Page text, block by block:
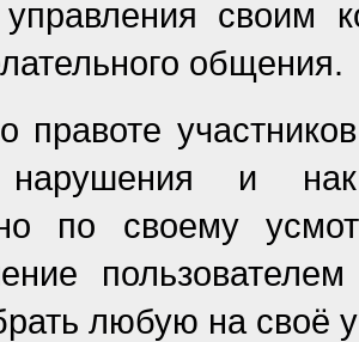
управления своим
общения.
правоте
и
по своему
любую на своё